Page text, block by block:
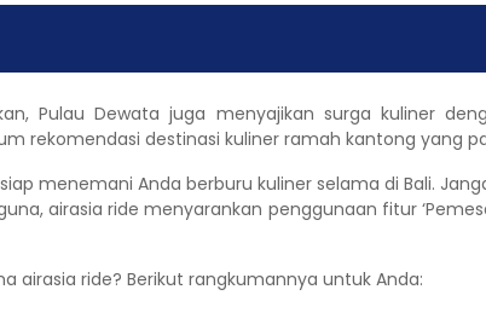
Pulau Dewata juga menyajikan surga kuliner
rekomendasi destinasi kuliner ramah kantong yang
menemani Anda berburu kuliner selama di Bali.
airasia ride menyarankan penggunaan fitur
airasia ride? Berikut rangkumannya untuk Anda: